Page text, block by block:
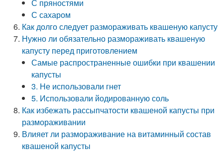
С пряностями
С сахаром
Как долго следует размораживать квашеную капусту
Нужно ли обязательно размораживать квашеную
капусту перед приготовлением
Самые распространенные ошибки при квашении
капусты
3. Не использовали гнет
5. Использовали йодированную соль
Как избежать рассыпчатости квашеной капусты при
размораживании
Влияет ли размораживание на витаминный состав
квашеной капусты